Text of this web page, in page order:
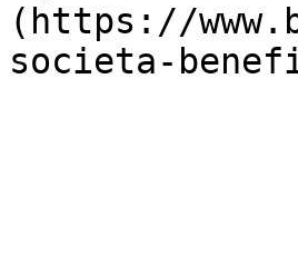
(https://